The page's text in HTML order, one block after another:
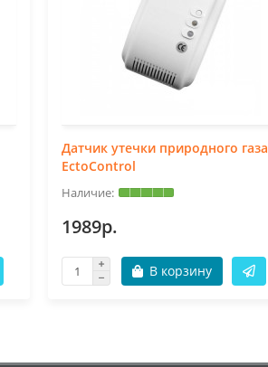
Датчик утечки природного газа
EctoControl
1989р.
В корзину